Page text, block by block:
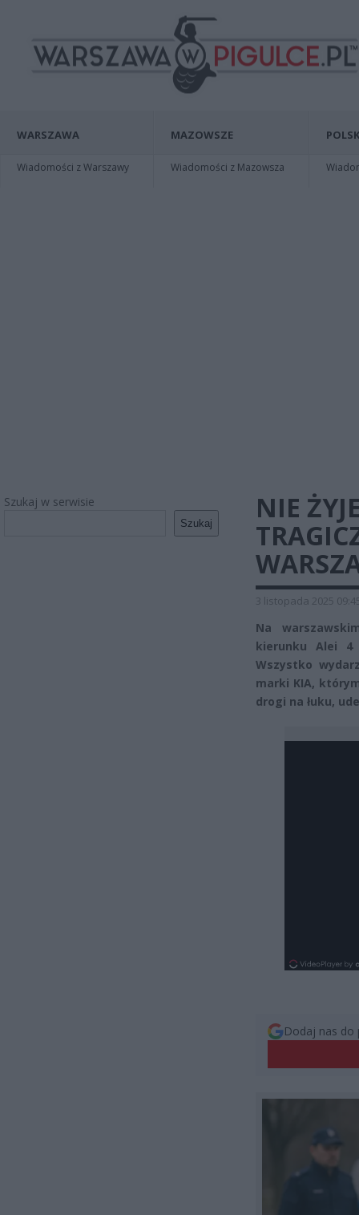
WARSZAWA
Wiadomości z Warszawy
MAZOWSZE
Wiadomości z Mazowsza
Szukaj w serwisie
Szukaj
NIE
3 listopada 2025
Na
kierunku Alei 4
Wszystko
marki KIA,
drogi na łuku,
Dodaj nas do